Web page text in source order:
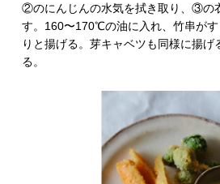
②のにんじんの水気を拭き取り、③の
す。160〜170℃の油に入れ、竹串がす
りと揚げる。芽キャベツも同様に揚げ
る。